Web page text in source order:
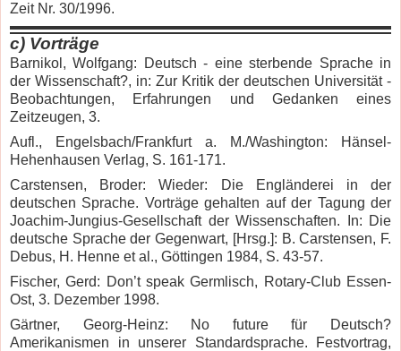
Zeit Nr. 30/1996.
c) Vorträge
Barnikol, Wolfgang: Deutsch - eine sterbende Sprache in
der Wissenschaft?, in: Zur Kritik der deutschen Universität -
Beobachtungen, Erfahrungen und Gedanken eines
Zeitzeugen, 3.
Aufl., Engelsbach/Frankfurt a. M./Washington: Hänsel-
Hehenhausen Verlag, S. 161-171.
Carstensen, Broder: Wieder: Die Engländerei in der
deutschen Sprache. Vorträge gehalten auf der Tagung der
Joachim-Jungius-Gesellschaft der Wissenschaften. In: Die
deutsche Sprache der Gegenwart, [Hrsg.]: B. Carstensen, F.
Debus, H. Henne et al., Göttingen 1984, S. 43-57.
Fischer, Gerd: Don’t speak Germlisch, Rotary-Club Essen-
Ost, 3. Dezember 1998.
Gärtner, Georg-Heinz: No future für Deutsch?
Amerikanismen in unserer Standardsprache. Festvortrag,